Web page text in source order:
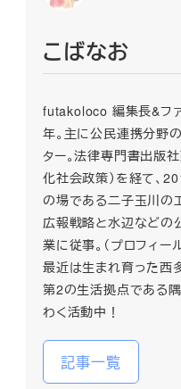
こばなお
futakoloco 編集長&フ
年。主に公民連携分野
ター。法律専門書出版
化社会政策）を経て、
の場である二子玉川の
広報戦略と水辺などの
業に従事。（プロフィ
最近は生まれ育った西
第2の生活拠点である
わく活動中！
記事一覧